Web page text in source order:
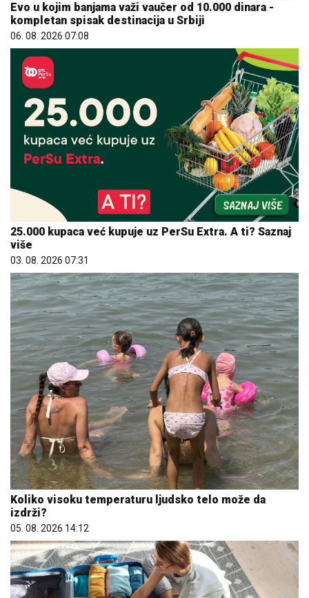
Evo u kojim banjama važi vaučer od 10.000 dinara -
kompletan spisak destinacija u Srbiji
06. 08. 2026 07:08
25.000 kupaca već kupuje uz PerSu Extra. A ti? Saznaj
više
03. 08. 2026 07:31
Koliko visoku temperaturu ljudsko telo može da
izdrži?
05. 08. 2026 14:12